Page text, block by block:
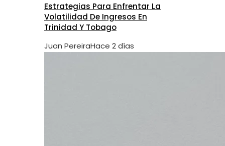
Estrategias Para Enfrentar La
Volatilidad De Ingresos En
Trinidad Y Tobago
Juan PereiraHace 2 días